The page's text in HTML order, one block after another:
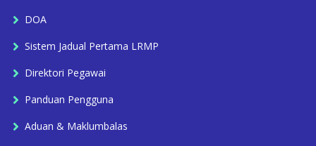
DOA
Sistem Jadual Pertama LRMP
Direktori Pegawai
Panduan Pengguna
Aduan & Maklumbalas